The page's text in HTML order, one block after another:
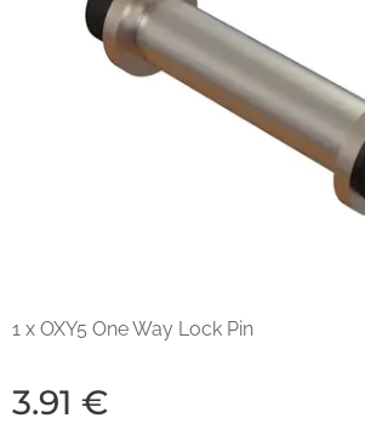
1 x OXY5 One Way Lock Pin
3.91 €